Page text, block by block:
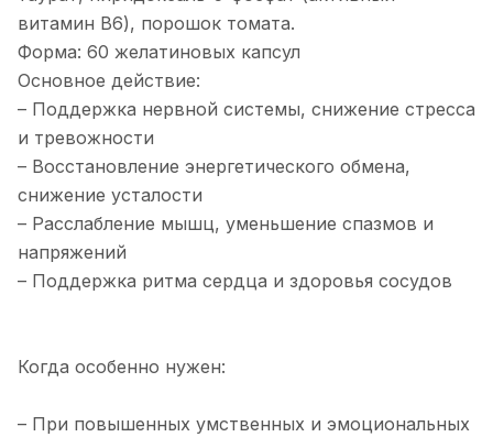
витамин B6), порошок томата.
Форма: 60 желатиновых капсул
Основное действие:
– Поддержка нервной системы, снижение стресса
и тревожности
– Восстановление энергетического обмена,
снижение усталости
– Расслабление мышц, уменьшение спазмов и
напряжений
– Поддержка ритма сердца и здоровья сосудов
Когда особенно нужен:
– При повышенных умственных и эмоциональных